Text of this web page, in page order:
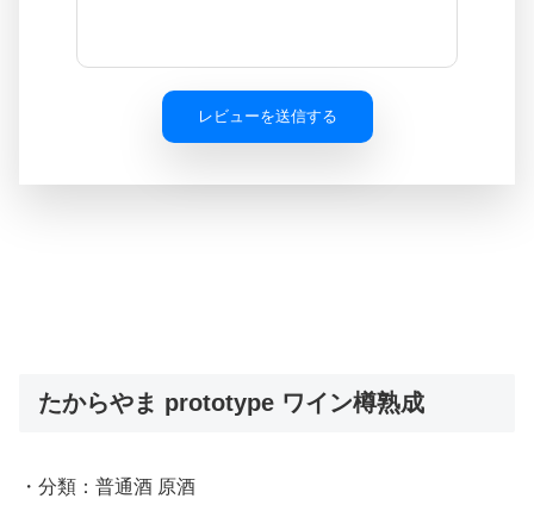
レビューを送信する
たからやま prototype ワイン樽熟成
・分類：普通酒 原酒